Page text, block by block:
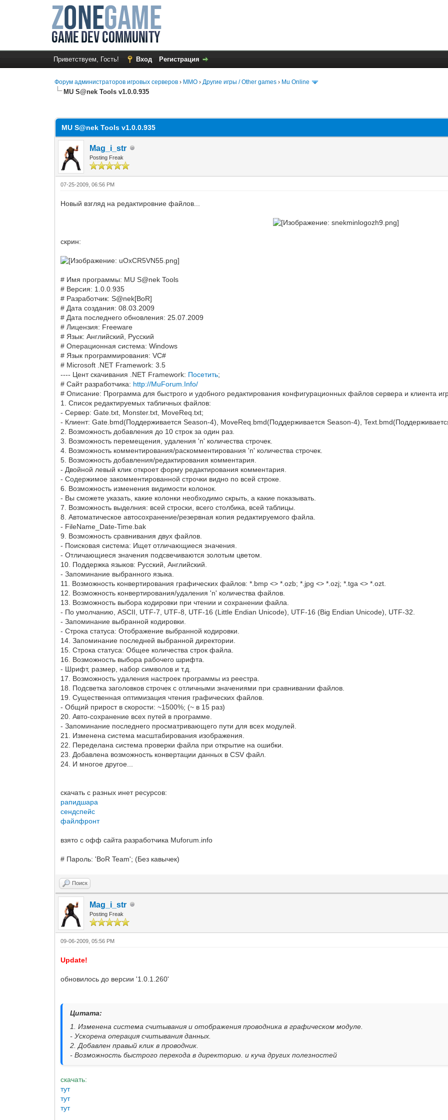
Приветствуем, Гость! Вход Регистрация
Форум администраторов игровых серверов › MMO ›Другие игры / Other games › Mu Online
MU S@nek Tools v1.0.0.935
MU S@nek Tools v1.0.0.935
Mag_i_str
Posting Freak
07-25-2009, 06:56 PM
Новый взгляд на редактировние файлов...
скрин:
# Имя программы: MU S@nek Tools
# Версия: 1.0.0.935
# Разработчик: S@nek[BoR]
# Дата создания: 08.03.2009
# Дата последнего обновления: 25.07.2009
# Лицензия: Freeware
# Язык: Английский, Русский
# Операционная система: Windows
# Язык программирования: VC#
# Microsoft .NET Framework: 3.5
---- Цент скачивания .NET Framework: Посетить;
# Сайт разработчика: http://MuForum.Info/
# Описание: Программа для быстрого и удобного редактирования конфигурационных файлов сервера и клиента
1. Список редактируемых табличных файлов:
- Сервер: Gate.txt, Monster.txt, MoveReq.txt;
- Клиент: Gate.bmd(Поддерживается Season-4), MoveReq.bmd(Поддерживается Season-4),
2. Возможность добавления до 10 строк за один раз.
3. Возможность перемещения, удаления 'n' количества строчек.
4. Возможность комментирования/раскомментирования 'n' количества строчек.
5. Возможность добавления/редактирования комментария.
- Двойной левый клик откроет форму редактирования комментария.
- Содержимое закомментированной строчки видно по всей строке.
6. Возможность изменения видимости колонок.
- Вы сможете указать, какие колонки необходимо скрыть, а какие показывать.
7. Возможность выделния: всей строски, всего столбика, всей таблицы.
8. Автоматическое автосохранение/резервная копия редактируемого файла.
- FileName_Date-Time.bak
9. Возможность сравнивания двух файлов.
- Поисковая система: Ищет отличающиеся значения.
- Отличающиеся значения подсвечиваются золотым цветом.
10. Поддержка языков: Русский, Английский.
- Запоминание выбранного языка.
11. Возможность конвертирования графических файлов: *.bmp <> *.ozb; *.jpg <> *.ozj; *.tga <> *.ozt.
12. Возможность конвертирования/удаления 'n' количества файлов.
13. Возможность выбора кодировки при чтении и сохранении файла.
- По умолчанию, ASCII, UTF-7, UTF-8, UTF-16 (Little Endian Unicode), UTF-16 (Big Endian Unicode), UTF-32.
- Запоминание выбранной кодировки.
- Строка статуса: Отображение выбранной кодировки.
14. Запоминание последней выбранной директории.
15. Строка статуса: Общее количества строк файла.
16. Возможность выбора рабочего шрифта.
- Шрифт, размер, набор символов и т.д.
17. Возможность удаления настроек программы из реестра.
18. Подсветка заголовков строчек с отличными значениями при сравнивании файлов.
19. Существенная оптимизация чтения графических файлов.
- Общий прирост в скорости: ~1500%; (~ в 15 раз)
20. Авто-сохранение всех путей в программе.
- Запоминание последнего просматривающего пути для всех модулей.
21. Изменена система масштабирования изображения.
22. Переделана система проверки файла при открытие на ошибки.
23. Добавлена возможность конвертации данных в CSV файл.
24. И многое другое...
скачать с разных инет ресурсов:
рапидшара
сендспейс
файлфронт
взято с офф сайта разработчика Muforum.info
# Пароль: 'BoR Team'; (Без кавычек)
Поиск
Mag_i_str
Posting Freak
09-06-2009, 05:56 PM
Update!
обновилось до версии '1.0.1.260'
Цитата:
1. Изменена система считывания и отображения проводника в графическом модуле.
- Ускорена операция считывания данных.
2. Добавлен правый клик в проводник.
- Возможность быстрого перехода в директорию. и куча других полезностей
скачать:
тут
тут
тут